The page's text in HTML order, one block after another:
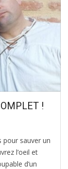
!
pour sauver un
l’oeil et
d’un